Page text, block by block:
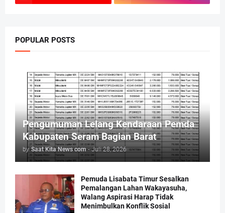
POPULAR POSTS
Pengumuman Lelang Kendaraan Pemda
Kabupaten Seram Bagian Barat
by Saat Kita News com - Juli 28, 2026
Pemuda Lisabata Timur Sesalkan
Pemalangan Lahan Wakayasuha,
Walang Aspirasi Harap Tidak
Menimbulkan Konflik Sosial